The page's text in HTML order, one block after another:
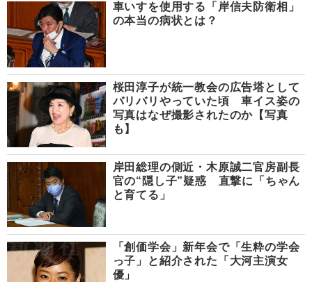
車いすを使用する「岸信夫防衛相」
の本当の病状とは？
桜田淳子が統一教会の広告塔として
バリバリやっていた頃 車イス姿の
写真はなぜ撮影されたのか【写真
も】
岸田総理の側近・木原誠二官房副長
官の“隠し子”疑惑 直撃に「ちゃん
と育てる」
「創価学会」新年会で「生粋の学会
っ子」と紹介された「大河主演女
優」